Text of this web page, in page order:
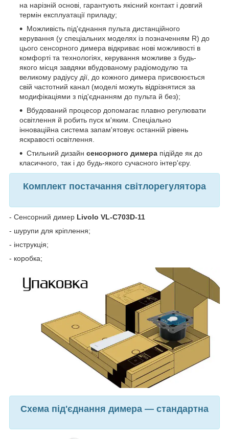
на нарізній основі, гарантують якісний контакт і довгий
термін експлуатації приладу;
Можливість під'єднання пульта дистанційного
керування (у спеціальних моделях із позначенням R) до
цього сенсорного димера відкриває нові можливості в
комфорті та технологіях, керування можливе з будь-
якого місця завдяки вбудованому радіомодулю та
великому радіусу дії, до кожного димера присвоюється
свій частотний канал (моделі можуть відрізнятися за
модифікаціями з під'єднанням до пульта й без);
Вбудований процесор допомагає плавно регулювати
освітлення й робить пуск м'яким. Спеціально
інноваційна система запам'ятовує останній рівень
яскравості освітлення.
Стильний дизайн сенсорного димера підійде як до
класичного, так і до будь-якого сучасного інтер'єру.
Комплект постачання світлорегулятора
- Сенсорний димер Livolo VL-C703D-11
- шурупи для кріплення;
- інструкція;
- коробка;
Схема під'єднання димера — стандартна